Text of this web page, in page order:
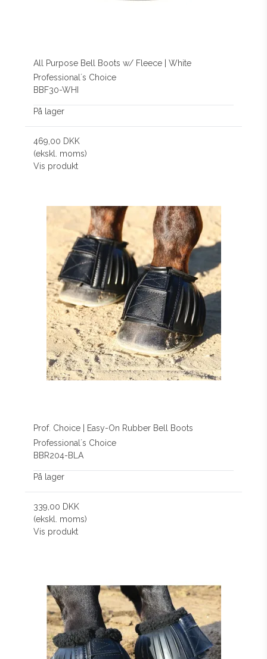
All Purpose Bell Boots w/ Fleece | White
Professional´s Choice
BBF30-WHI
På lager
469,00 DKK
(ekskl. moms)
Vis produkt
Prof. Choice | Easy-On Rubber Bell Boots
Professional´s Choice
BBR204-BLA
På lager
339,00 DKK
(ekskl. moms)
Vis produkt